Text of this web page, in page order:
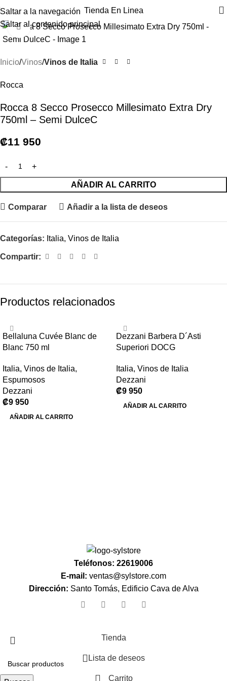
Saltar a la navegación
Saltar al contenido principal
Tienda En Linea
Haga clic para ampliar
Inicio Vinos Vinos de Italia
Rocca
Rocca 8 Secco Prosecco Millesimato Extra Dry
750ml – Semi DulceC
₡11 950
AÑADIR AL CARRITO
Comparar Añadir a la lista de deseos
Categorías: Italia, Vinos de Italia
Compartir:
Productos relacionados
Bellaluna Cuvée Blanc de
Blanc 750 ml
Italia, Vinos de Italia,
Espumosos
Dezzani
₡9 950
AÑADIR AL CARRITO
Dezzani Barbera D´Asti
Superiori DOCG
Italia, Vinos de Italia
Dezzani
₡9 950
AÑADIR AL CARRITO
Teléfonos: 22619006
E-mail: ventas@sylstore.com
Dirección: Santo Tomás, Edificio Cava de Alva
Tienda
Lista de deseos
Carrito